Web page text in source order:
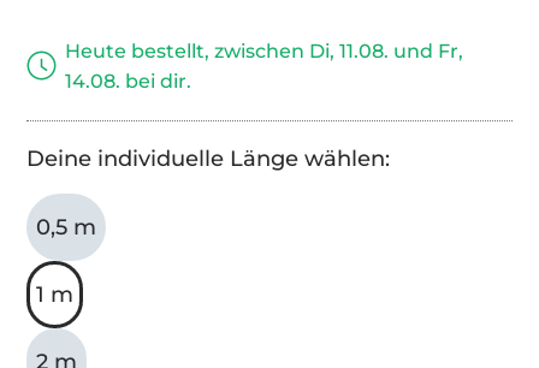
Heute bestellt, zwischen Di, 11.08. und Fr,
14.08. bei dir.
Deine individuelle Länge wählen:
0,5 m
1 m
2 m